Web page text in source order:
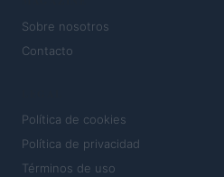
Sobre nosotros
Contacto
Política de cookies
Política de privacidad
Términos de uso